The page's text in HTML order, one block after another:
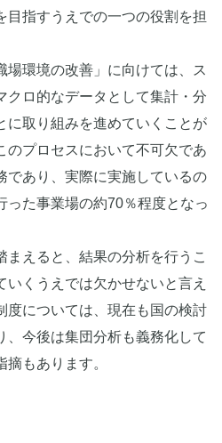
目指すうえでの一つの役割を担
場環境の改善」に向けては、ス
クロ的なデータとして集計・分
に取り組みを進めていくことが
のプロセスにおいて不可欠であ
であり、実際に実施しているの
った事業場の約70％程度となっ
まえると、結果の分析を行うこ
いくうえでは欠かせないと言え
度については、現在も国の検討
、今後は集団分析も義務化して
もあります。